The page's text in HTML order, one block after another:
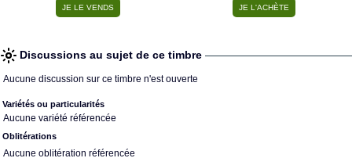
Discussions au sujet de ce timbre
Aucune discussion sur ce timbre n'est ouverte
Variétés ou particularités
Aucune variété référencée
Oblitérations
Aucune oblitération référencée